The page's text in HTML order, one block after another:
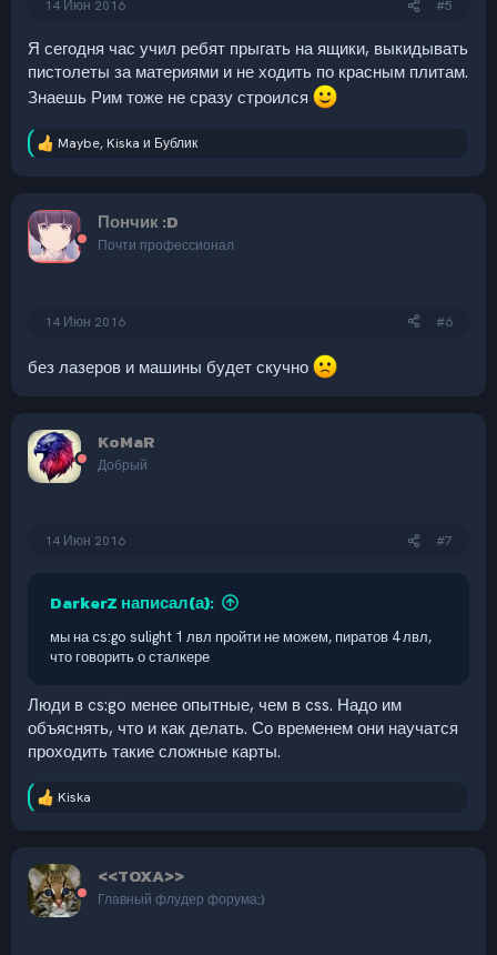
14 Июн 2016 #5
Я сегодня час учил ребят прыгать на ящики, выкидывать
пистолеты за материями и не ходить по красным плитам.
Знаешь Рим тоже не сразу строился
Р
ц
и
и
Maybe, Kiska и Бублик
Пончик :D
Почти профессионал
14 Июн 2016 #6
без лазеров и машины будет скучно
KoMaR
Добрый
14 Июн 2016 #7
DarkerZ написал(а):
мы на cs:go sulight 1 лвл пройти не можем, пиратов 4 лвл,
что говорить о сталкере
Люди в cs:go менее опытные, чем в css. Надо им
объяснять, что и как делать. Со временем они научатся
проходить такие сложные карты.
Р
ц
и
и
Kiska
<<TOXA>>
Главный флудер форума;)